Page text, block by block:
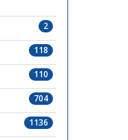
2
118
110
704
1136